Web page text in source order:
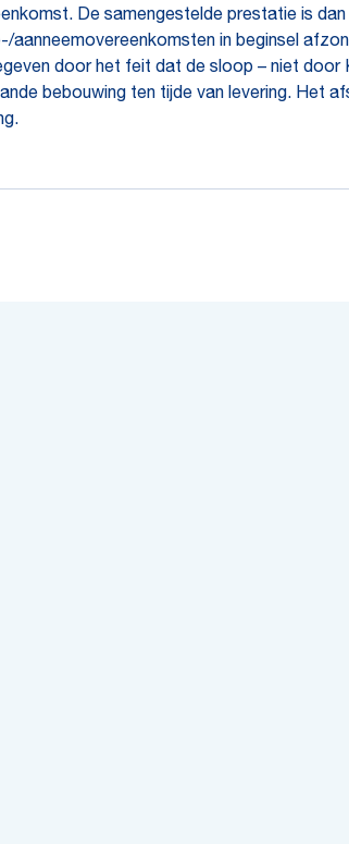
De samengestelde prestatie is
aanneemovereenkomsten in beginsel
door het feit dat de sloop – niet
bebouwing ten tijde van levering. Het